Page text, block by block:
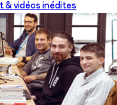
& vidéos inédites